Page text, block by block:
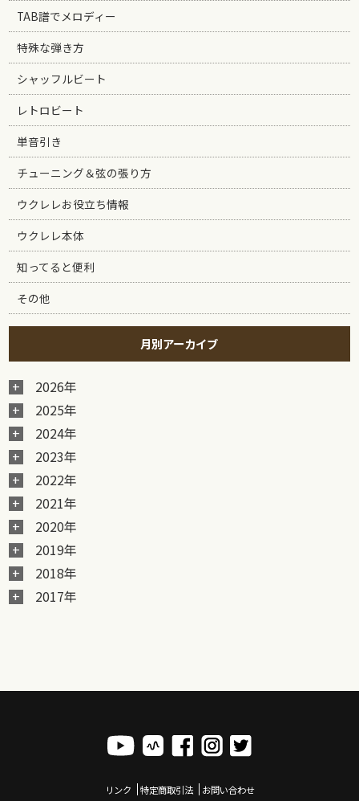
TAB譜でメロディー
特殊な弾き方
シャッフルビート
レトロビート
単音引き
チューニング＆弦の張り方
ウクレレお役立ち情報
ウクレレ本体
知ってると便利
その他
月別アーカイブ
2026年
2025年
2024年
2023年
2022年
2021年
2020年
2019年
2018年
2017年
リンク 特定商取引法 お問い合わせ